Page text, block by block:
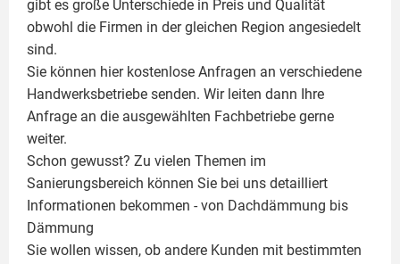
gibt es große Unterschiede in Preis und Qualität
obwohl die Firmen in der gleichen Region angesiedelt
sind.
Sie können hier kostenlose Anfragen an verschiedene
Handwerksbetriebe senden. Wir leiten dann Ihre
Anfrage an die ausgewählten Fachbetriebe gerne
weiter.
Schon gewusst? Zu vielen Themen im
Sanierungsbereich können Sie bei uns detailliert
Informationen bekommen - von Dachdämmung bis
Dämmung
Sie wollen wissen, ob andere Kunden mit bestimmten